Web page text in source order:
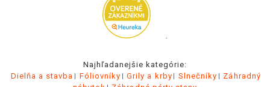
.
Najhľadanejšie kategórie:
Dielňa a stavba
Fóliovníky Grily a krby Slnečníky
Záhradný